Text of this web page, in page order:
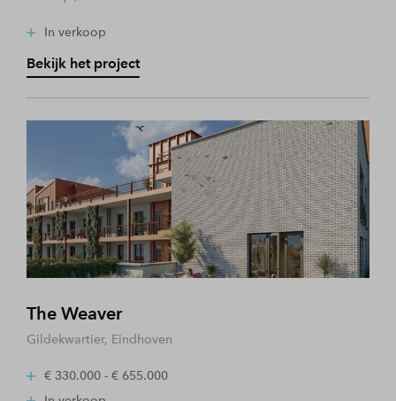
In verkoop
Bekijk het project
The Weaver
Gildekwartier, Eindhoven
€ 330.000 - € 655.000